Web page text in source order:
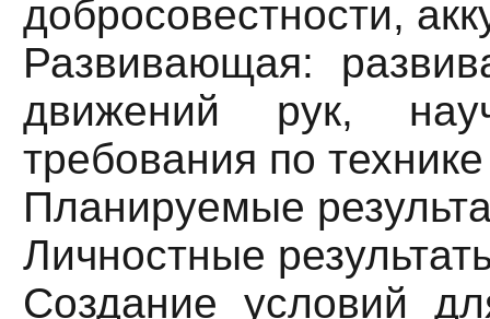
добросовестности,
Развивающая:
движений рук,
требования по
Планируемые
Личностные
Создание условий